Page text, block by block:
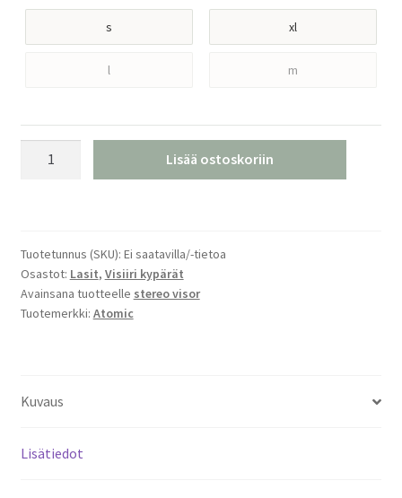
s xl
l m
Pink/Blue
määrä
Lisää ostoskoriin
Tuotetunnus (SKU): Ei saatavilla/-tietoa
Osastot: Lasit, Visiiri kypärät
Avainsana tuotteelle stereo visor
Tuotemerkki: Atomic
Kuvaus
Lisätiedot